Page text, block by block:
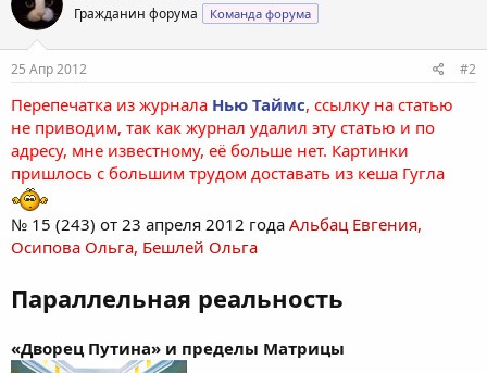
и
и
:
Гражданин форума Команда форума
25 Апр 2012 #2
Перепечатка из журнала Нью Таймс, ссылку на статью
не приводим, так как журнал удалил эту статью и по
адресу, мне известному, её больше нет. Картинки
пришлось с большим трудом доставать из кеша Гугла
№ 15 (243) от 23 апреля 2012 года Альбац Евгения,
Осипова Ольга, Бешлей Ольга
Параллельная реальность
«Дворец Путина» и пределы Матрицы